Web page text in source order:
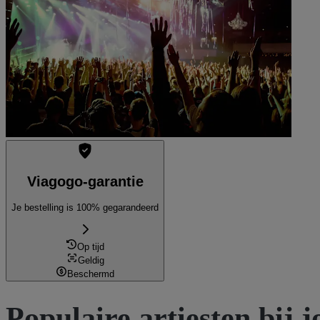
Tickets weergeven
Viagogo-garantie
Je bestelling is 100% gegarandeerd
Op tijd
Geldig
Beschermd